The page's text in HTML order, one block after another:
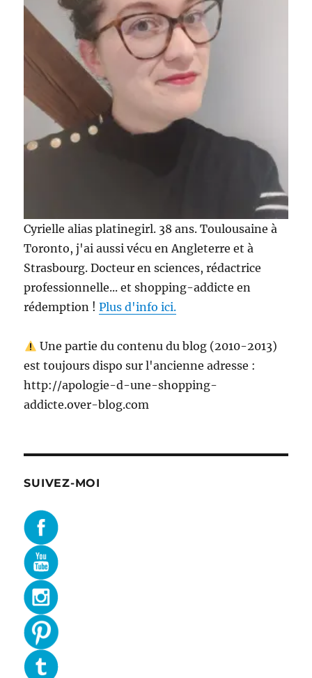
Cyrielle alias platinegirl. 38 ans. Toulousaine à
Toronto, j'ai aussi vécu en Angleterre et à
Strasbourg. Docteur en sciences, rédactrice
professionnelle... et shopping-addicte en
rédemption !Plus d'info ici.
Une partie du contenu du blog (2010-2013)
est toujours dispo sur l'ancienne adresse :
http://apologie-d-une-shopping-
addicte.over-blog.com
SUIVEZ-MOI